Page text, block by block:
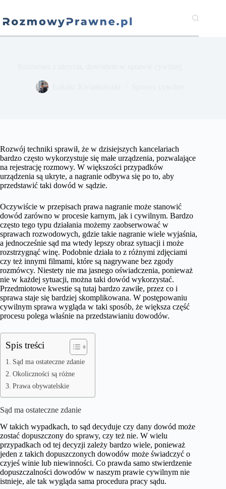
treści
Rozwój techniki sprawił, że w dzisiejszych kancelariach
bardzo często wykorzystuje się małe urządzenia, pozwalające
na rejestrację rozmowy. W większości przypadków
urządzenia są ukryte, a nagranie odbywa się po to, aby
przedstawić taki dowód w sądzie.
Oczywiście w przepisach prawa nagranie może stanowić
dowód zarówno w procesie karnym, jak i cywilnym. Bardzo
często tego typu działania możemy zaobserwować w
sprawach rozwodowych, gdzie takie nagranie wiele wyjaśnia,
a jednocześnie sąd ma wtedy lepszy obraz sytuacji i może
rozstrzygnąć winę. Podobnie działa to z różnymi zdjęciami
czy też innymi filmami, które są nagrywane bez zgody
rozmówcy. Niestety nie ma jasnego oświadczenia, ponieważ
nie w każdej sytuacji, można taki dowód wykorzystać.
Przedmiotowe kwestie są tutaj bardzo zawiłe, przez co i
sprawa staje się bardziej skomplikowana. W postępowaniu
cywilnym sprawa wygląda w taki sposób, że większa część
procesu polega właśnie na przedstawianiu dowodów.
Spis treści
Sąd ma ostateczne zdanie
Okoliczności są różne
Prawa obywatelskie
Sąd ma ostateczne zdanie
W takich wypadkach, to sąd decyduje czy dany dowód może
zostać dopuszczony do sprawy, czy też nie. W wielu
przypadkach od tej decyzji zależy bardzo wiele, ponieważ
jeden z takich dopuszczonych dowodów może świadczyć o
czyjeś winie lub niewinności. Co prawda samo stwierdzenie
dopuszczalności dowodów w naszym prawie cywilnym nie
istnieje, ale tak wygląda sama procedura pracy sądu.